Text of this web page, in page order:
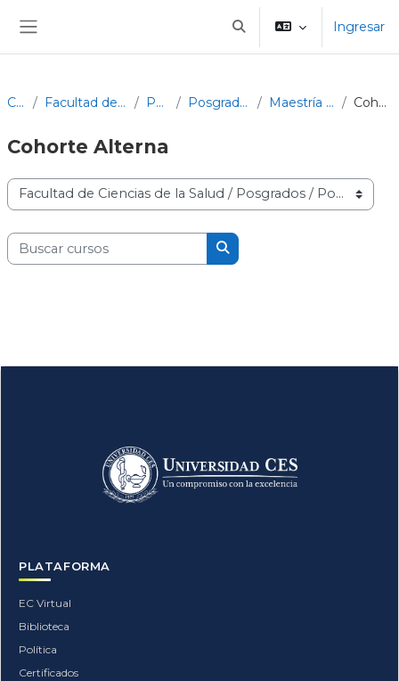
Selector de búsqueda de
Ingresar
Cursos Facultad de Ciencias de la Salud Posgrados Posgrados Salud Pública Maestría en Salud Pública Cohorte Alterna
Cohorte Alterna
Categorías
Buscar cursos
Buscar cursos
Bloques
PLATAFORMA
EC Virtual
Biblioteca
Política
Certificados